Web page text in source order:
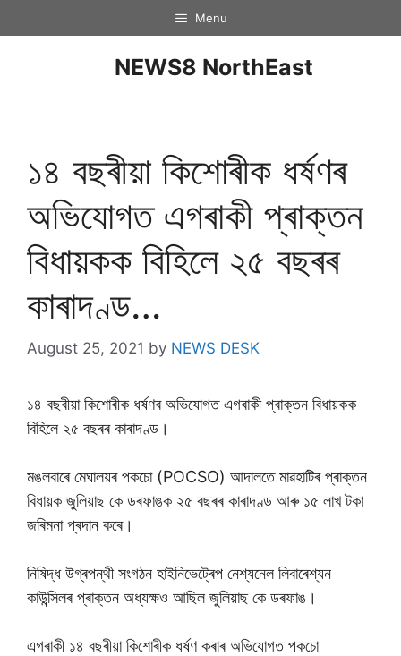
Menu
NEWS8 NorthEast
১৪ বছৰীয়া কিশোৰীক ধৰ্ষণৰ
অভিযোগত এগৰাকী প্ৰাক্তন
বিধায়কক বিহিলে ২৫ বছৰৰ
কাৰাদণ্ড…
August 25, 2021 by NEWS DESK
১৪ বছৰীয়া কিশোৰীক ধৰ্ষণৰ অভিযোগত এগৰাকী প্ৰাক্তন বিধায়কক
বিহিলে ২৫ বছৰৰ কাৰাদণ্ড।
মঙলবাৰে মেঘালয়ৰ পকচো (POCSO) আদালতে মাৱহাটিৰ প্ৰাক্তন
বিধায়ক জুলিয়াছ কে ডৰফাঙক ২৫ বছৰৰ কাৰাদণ্ড আৰু ১৫ লাখ টকা
জৰিমনা প্ৰদান কৰে।
নিষিদ্ধ উগ্ৰপন্থী সংগঠন হাইনিভেট্ৰেপ নেশ্যনেল লিবাৰেশ্যন
কাউন্সিলৰ প্ৰাক্তন অধ্যক্ষও আছিল জুলিয়াছ কে ডৰফাঙ।
এগৰাকী ১৪ বছৰীয়া কিশোৰীক ধৰ্ষণ কৰাৰ অভিযোগত পকচো